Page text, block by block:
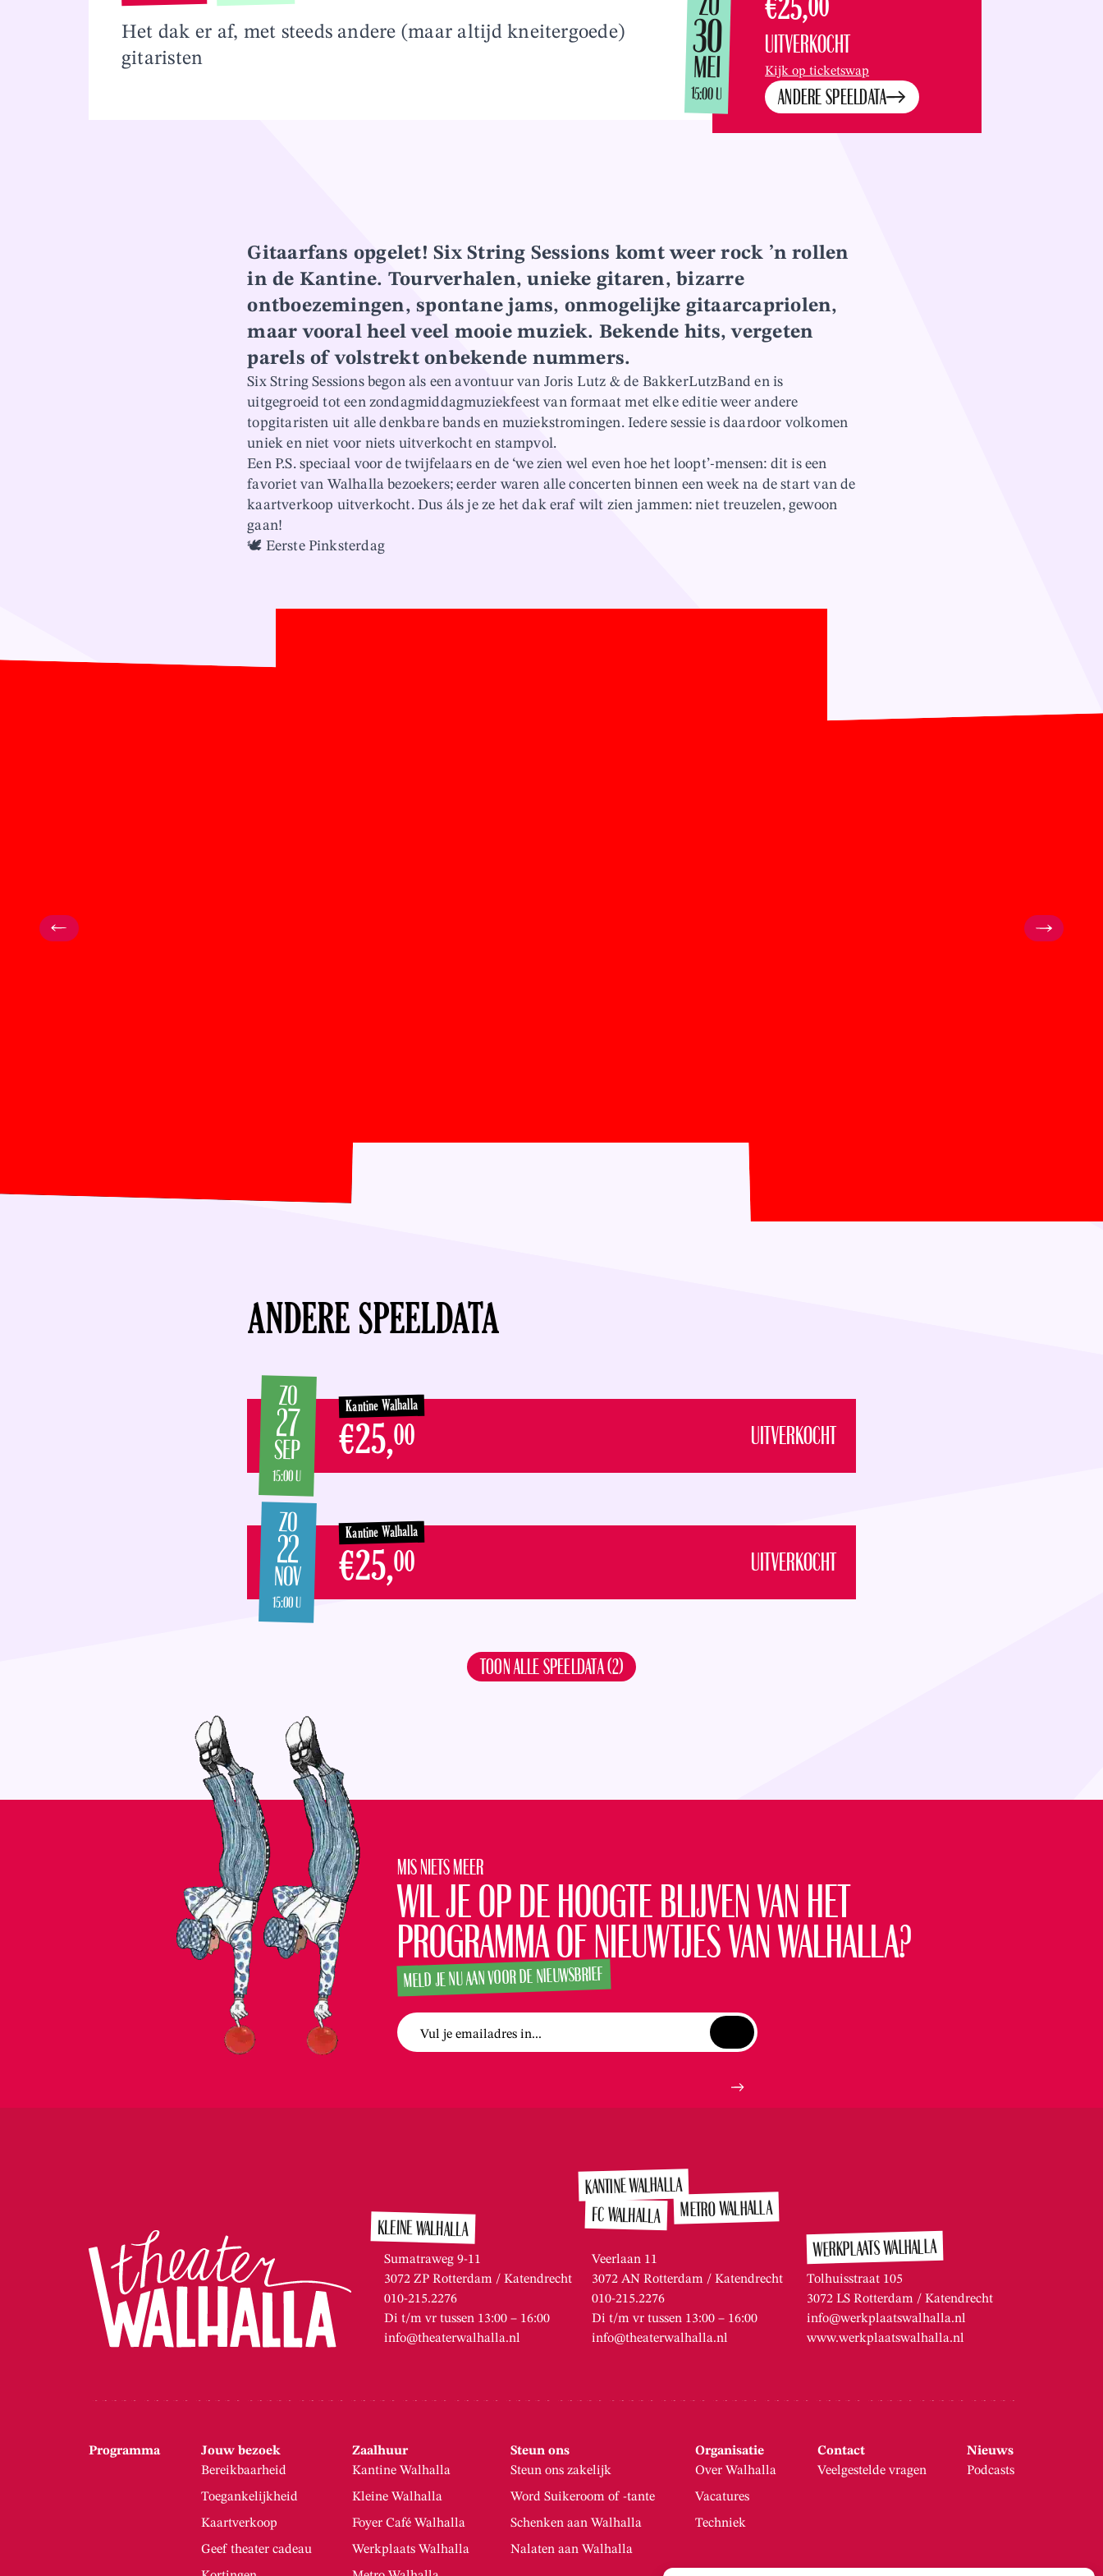
Overslaan en naar inhoud gaan
Het dak er af, met steeds andere (maar altijd kneitergoede)
gitaristen
30
MEI
15:00 U
€25,00
UITVERKOCHT
Kijk op ticketswap
ANDERE SPEELDATA
Gitaarfans opgelet! Six String Sessions komt weer rock ’n rollen
in de Kantine. Tourverhalen, unieke gitaren, bizarre
ontboezemingen, spontane jams, onmogelijke gitaarcapriolen,
maar vooral heel veel mooie muziek. Bekende hits, vergeten
parels of volstrekt onbekende nummers.
Six String Sessions begon als een avontuur van Joris Lutz & de BakkerLutzBand en is
uitgegroeid tot een zondagmiddagmuziekfeest van formaat met elke editie weer andere
topgitaristen uit alle denkbare bands en muziekstromingen. Iedere sessie is daardoor volkomen
uniek en niet voor niets uitverkocht en stampvol.
Een P.S. speciaal voor de twijfelaars en de ‘we zien wel even hoe het loopt’-mensen:dit is een
favoriet van Walhalla bezoekers; eerder waren alle concerten binnen een week na de start van de
kaartverkoop uitverkocht. Dus áls je ze het dak eraf wilt zien jammen: niet treuzelen, gewoon
gaan!
🕊️ Eerste Pinksterdag
Elian van Buuren (drums), Martin Bakker (bas) en
ANDERE SPEELDATA
ZO
27
SEP
15:00 U
Kantine Walhalla
€25,00 UITVERKOCHT
ZO
22
NOV
15:00 U
Kantine Walhalla
€25,00 UITVERKOCHT
TOON ALLE SPEELDATA (2)
JORIS LUTZ & FRIENDS
SIX STRING SESSIONS 15:00 U €25,00UITVERKOCHTticketswap
Mis niets meer
Wil je op de hoogte blijven van het
programma of nieuwtjes van Walhalla?
MELD JE NU AAN VOOR DE NIEUWSBRIEF
Vul je emailadres in...
KLEINE WALHALLA
Sumatraweg 9-11
3072 ZP Rotterdam / Katendrecht
010-215.2276
Di t/m vr tussen 13:00 – 16:00
info@theaterwalhalla.nl
KANTINE WALHALLA
FC WALHALLA METRO WALHALLA
Veerlaan 11
3072 AN Rotterdam / Katendrecht
010-215.2276
Di t/m vr tussen 13:00 – 16:00
info@theaterwalhalla.nl
WERKPLAATS WALHALLA
Tolhuisstraat 105
3072 LS Rotterdam / Katendrecht
info@werkplaatswalhalla.nl
www.werkplaatswalhalla.nl
Programma Jouw bezoek
Bereikbaarheid
Toegankelijkheid
Kaartverkoop
Geef theater cadeau
Zaalhuur
Kantine Walhalla
Kleine Walhalla
Foyer Café Walhalla
Werkplaats Walhalla
Steun ons
Steun ons zakelijk
Word Suikeroom of -tante
Schenken aan Walhalla
Nalaten aan Walhalla
Organisatie
Over Walhalla
Vacatures
Techniek
Contact
Veelgestelde vragen
Nieuws
Podcasts